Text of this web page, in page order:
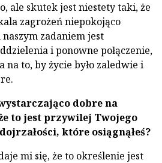
ale skutek jest niestety taki, że
zagrożeń niepokojąco
zadaniem jest
i ponowne połączenie,
na to, by życie było zaledwie i
dobre na
to jest przywilej Twojego
które osiągnąłeś?
mi się, że to określenie jest